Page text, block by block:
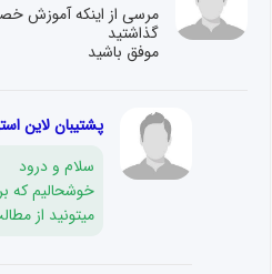
مرسی از اینکه آموزش
گذاشتید
موفق باشید
پشتیبان لاین
سلام و درود
خوشحالیم که
میتونید از